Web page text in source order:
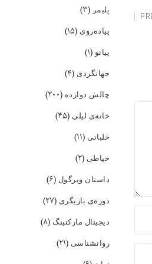
پلیمر(۳)
پیاده‌روی (۱۵)
پیانو(۱)
جهانگردی (۴)
چالش دوازده (۲۰۰)
خانه‌ی لیلی (۴۵)
خلبانی (۱۱)
خیاطی (۲)
داستان ویرگول (۶)
دوره‌ی بازیگری (۲۷)
دیجیتال مارکتینگ (۸)
روانشناسی (۲۱)